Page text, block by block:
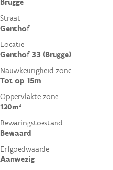
Brugge
Straat
Genthof
Locatie
Genthof 33 (Brugge)
Nauwkeurigheid zone
Tot op 15m
Oppervlakte zone
120m²
Bewaringstoestand
Bewaard
Erfgoedwaarde
Aanwezig